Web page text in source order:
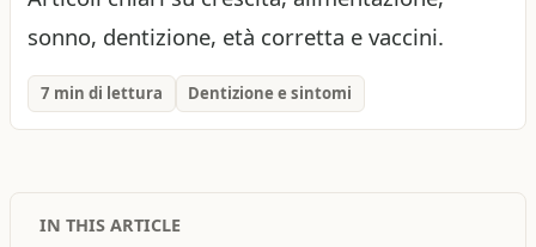
sonno, dentizione, età corretta e vaccini.
7 min di lettura Dentizione e sintomi
IN THIS ARTICLE